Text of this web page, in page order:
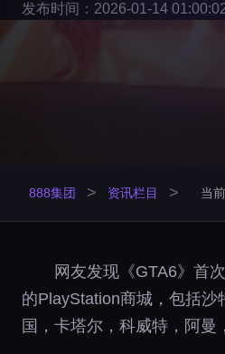
发布时间：2026-01-14
888集团 > 资讯栏目 > 当
网友发现《GTA6》首
的PlayStation商城，包括沙
国，卡塔尔，科威特，阿曼